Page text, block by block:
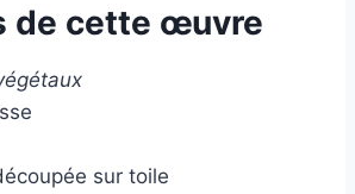
de cette œuvre
sur toile